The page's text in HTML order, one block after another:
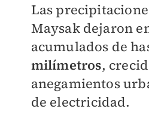
Las
Maysak dejaron
acumulados de
milímetros,
anegamientos
de electricidad.